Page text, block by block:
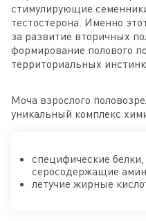
стимулирующие
тестостерона. Именно
за развитие вторичных
формирование полового
территориальных
Моча взрослого
уникальный комплекс
специфические
серосодержащие
летучие жирные